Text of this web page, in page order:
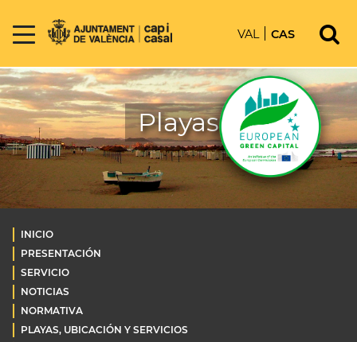
VAL CAS
Playas
INICIO
PRESENTACIÓN
SERVICIO
NOTICIAS
NORMATIVA
PLAYAS, UBICACIÓN Y SERVICIOS